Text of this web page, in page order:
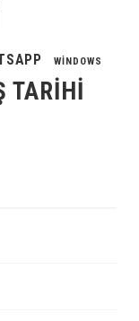
WINDOWS
TARIHI